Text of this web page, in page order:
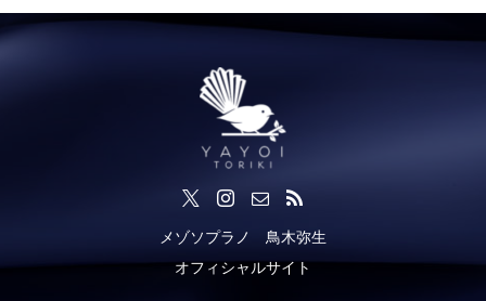
メゾソプラノ 鳥木弥生
オフィシャルサイト